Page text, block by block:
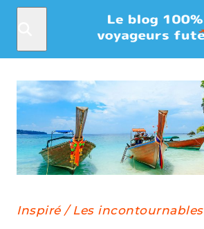
Inspiré/Les incontournables